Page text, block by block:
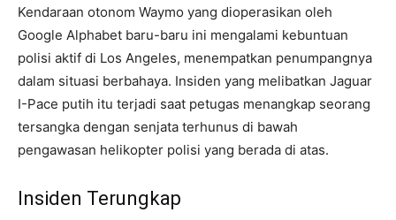
Kendaraan otonom Waymo yang dioperasikan oleh
Google Alphabet baru-baru ini mengalami kebuntuan
polisi aktif di Los Angeles, menempatkan penumpangnya
dalam situasi berbahaya. Insiden yang melibatkan Jaguar
I-Pace putih itu terjadi saat petugas menangkap seorang
tersangka dengan senjata terhunus di bawah
pengawasan helikopter polisi yang berada di atas.
Insiden Terungkap